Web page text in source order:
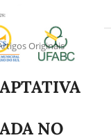
Originais
NO